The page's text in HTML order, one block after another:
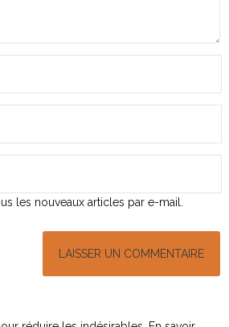
les nouveaux articles par e-mail.